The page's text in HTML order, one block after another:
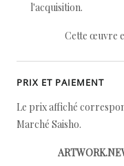
l'acquisition.
Cette œuvre
PRIX ET PAIEMENT
Le prix affiché
Marché Saisho.